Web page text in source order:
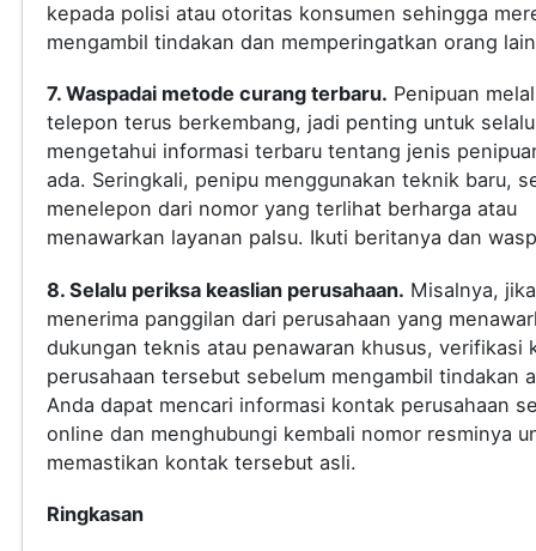
kepada polisi atau otoritas konsumen sehingga
mengambil tindakan dan memperingatkan orang
7. Waspadai metode curang terbaru. Penipuan
telepon terus berkembang, jadi penting untuk selalu
mengetahui informasi terbaru tentang jenis
ada. Seringkali, penipu menggunakan teknik baru,
menelepon dari nomor yang terlihat berharga atau
menawarkan layanan palsu. Ikuti beritanya dan
8. Selalu periksa keaslian perusahaan. Misalnya,
menerima panggilan dari perusahaan yang
dukungan teknis atau penawaran khusus, verifikasi
perusahaan tersebut sebelum mengambil tindakan
Anda dapat mencari informasi kontak perusahaan
online dan menghubungi kembali nomor resminya
memastikan kontak tersebut asli.
Ringkasan